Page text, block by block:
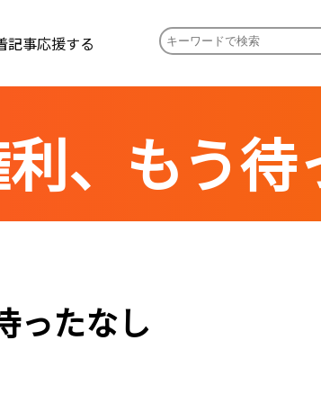
記事応援する
、もう待
ったなし